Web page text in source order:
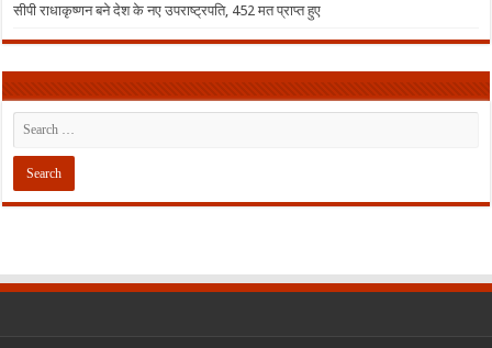
सीपी राधाकृष्णन बने देश के नए उपराष्ट्रपति, 452 मत प्राप्त हुए